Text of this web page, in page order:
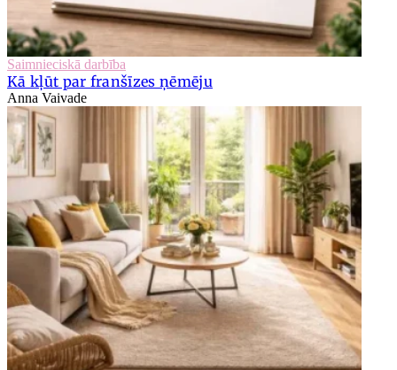
Saimnieciskā darbība
Kā kļūt par franšīzes ņēmēju
Anna Vaivade